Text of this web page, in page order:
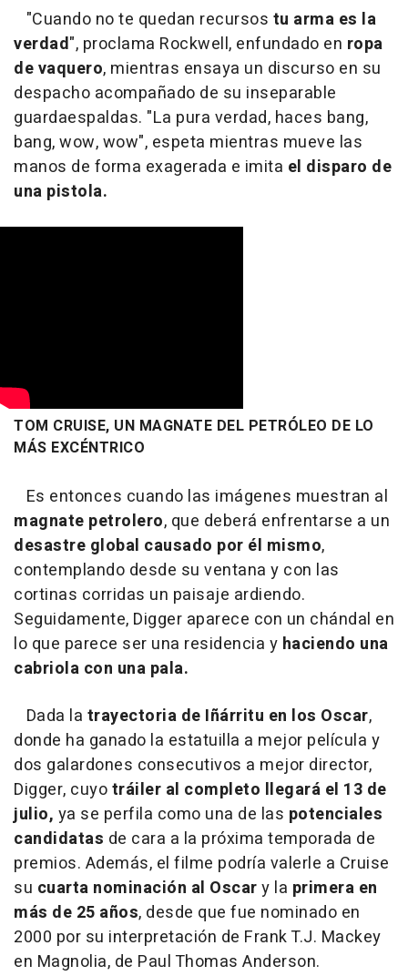
"Cuando no te quedan recursos tu arma es la
verdad", proclama Rockwell, enfundado en ropa
de vaquero, mientras ensaya un discurso en su
despacho acompañado de su inseparable
guardaespaldas. "La pura verdad, haces bang,
bang, wow, wow", espeta mientras mueve las
manos de forma exagerada e imita el disparo de
una pistola.
TOM CRUISE, UN MAGNATE DEL PETRÓLEO DE LO
MÁS EXCÉNTRICO
Es entonces cuando las imágenes muestran al
magnate petrolero, que deberá enfrentarse a un
desastre global causado por él mismo,
contemplando desde su ventana y con las
cortinas corridas un paisaje ardiendo.
Seguidamente, Digger aparece con un chándal en
lo que parece ser una residencia y haciendo una
cabriola con una pala.
Dada la trayectoria de Iñárritu en los Oscar,
donde ha ganado la estatuilla a mejor película y
dos galardones consecutivos a mejor director,
Digger, cuyotráiler al completo llegará el 13 de
julio, ya se perfila como una de las potenciales
candidatas de cara a la próxima temporada de
premios. Además, el filme podría valerle a Cruise
su cuarta nominación al Oscary la primera en
más de 25 años, desde que fue nominado en
2000 por su interpretación de Frank T.J. Mackey
en Magnolia, de Paul Thomas Anderson.